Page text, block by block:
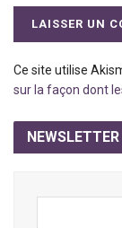
Ce site utilise
sur la façon dont
NEWSLETTER